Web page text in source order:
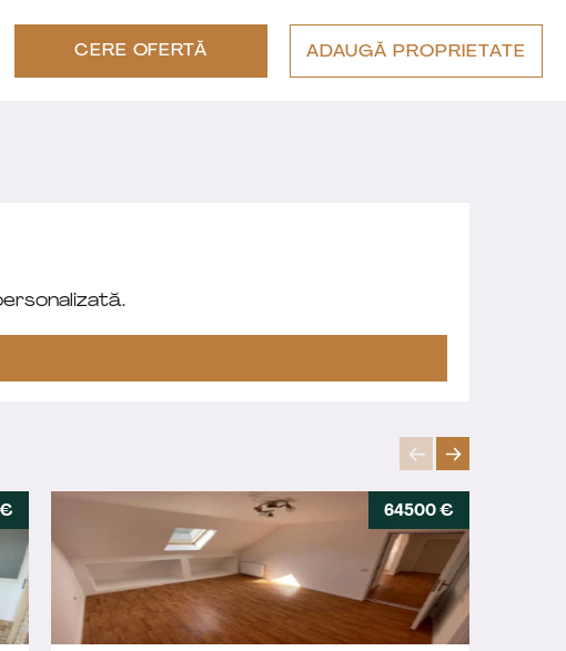
CERE OFERTĂ ADAUGĂ PROPRIETATE
64500 €